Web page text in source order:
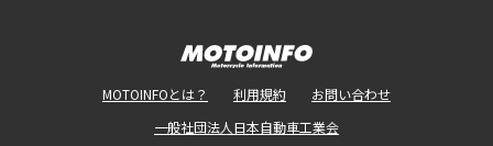
MOTOINFOとは？ 利用規約
お問い合わせ
一般社団法人日本自動車工業会